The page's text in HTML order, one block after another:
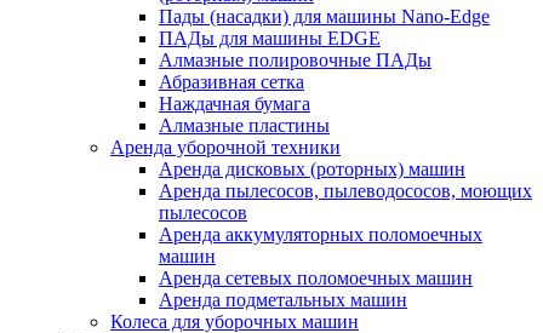
Пады (насадки) для машины Nano-Edge
ПАДы для машины EDGE
Алмазные полировочные ПАДы
Абразивная сетка
Наждачная бумага
Алмазные пластины
Аренда уборочной техники
Аренда дисковых (роторных) машин
Аренда пылесосов, пылеводососов, моющих
пылесосов
Аренда аккумуляторных поломоечных
машин
Аренда сетевых поломоечных машин
Аренда подметальных машин
Колеса для уборочных машин